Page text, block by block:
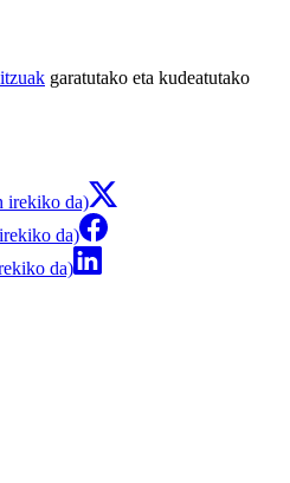
garatutako eta kudeatutako
irekiko da)
da)
da)